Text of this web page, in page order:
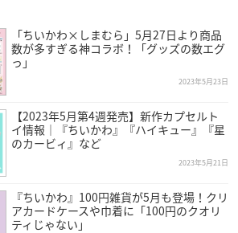
「ちいかわ×しまむら」5月27日より商品
数が多すぎる神コラボ！「グッズの数エグ
っ」
2023年5月23日
【2023年5月第4週発売】新作カプセルト
イ情報｜『ちいかわ』『ハイキュー』『星
のカービィ』など
2023年5月21日
『ちいかわ』100円雑貨が5月も登場！クリ
アカードケースや巾着に「100円のクオリ
ティじゃない」